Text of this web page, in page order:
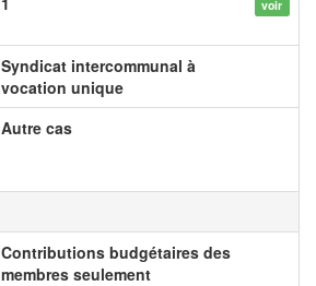
voir
Syndicat intercommunal à
vocation unique
Autre cas
Contributions budgétaires des
membres seulement